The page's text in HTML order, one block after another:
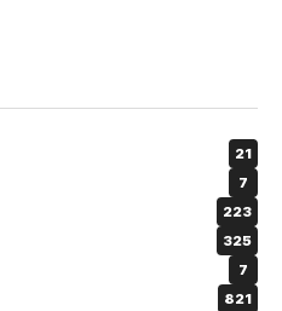
21
7
223
325
7
821